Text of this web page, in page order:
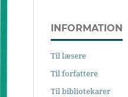
INFORMATION
Til læsere
Til forfattere
Til bibliotekarer